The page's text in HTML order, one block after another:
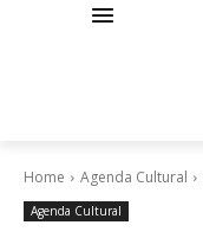
Home Agenda Cultural
Agenda Cultural